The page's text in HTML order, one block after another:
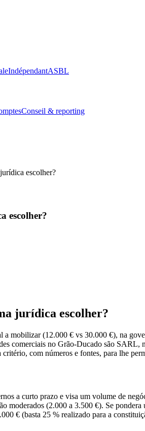
IndépendantASBL
Conseil & reporting
escolher?
escolher?
jurídica escolher?
mobilizar (12.000 € vs 30.000 €), na
comerciais no Grão-Ducado são
com números e fontes, para lhe
a curto prazo e visa um volume de
moderados (2.000 a 3.500 €). Se
€ (basta 25 % realizado para a